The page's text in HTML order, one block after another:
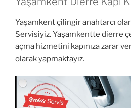
Yaşamkent çilingir anahtarcı
Servisiyiz. Yaşamkentte dierre
açma hizmetini kapınıza zarar
olarak yapmaktayız.